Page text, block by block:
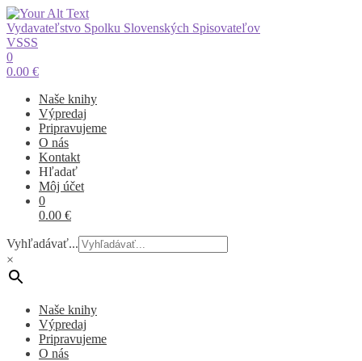
Vydavateľstvo Spolku Slovenských Spisovateľov
VSSS
0
0.00 €
Naše knihy
Výpredaj
Pripravujeme
O nás
Kontakt
Hľadať
Môj účet
0
0.00 €
Vyhľadávať...
×
Naše knihy
Výpredaj
Pripravujeme
O nás